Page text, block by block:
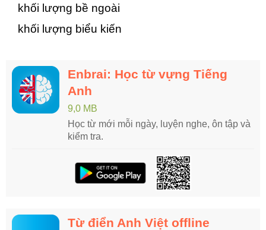
khối lượng bề ngoài
khối lượng biểu kiến
Enbrai: Học từ vựng Tiếng
Anh
9,0 MB
Học từ mới mỗi ngày, luyện nghe, ôn tập và
kiểm tra.
Từ điển Anh Việt offline